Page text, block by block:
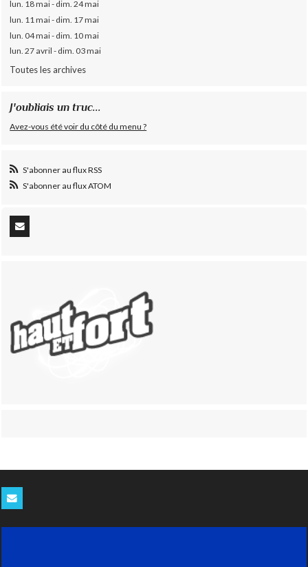
lun. 18 mai - dim. 24 mai
lun. 11 mai - dim. 17 mai
lun. 04 mai - dim. 10 mai
lun. 27 avril - dim. 03 mai
Toutes les archives
J'oubliais un truc...
Avez-vous été voir du côté du menu ?
S'abonner au flux RSS
S'abonner au flux ATOM